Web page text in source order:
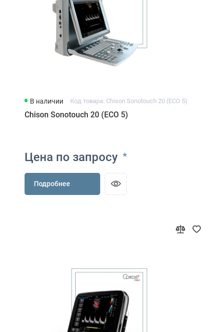
В наличии Код товара: Chison Sonotouch 20 (ECO 5)
Chison Sonotouch 20 (ECO 5)
Цена по запросу *
Подробнее